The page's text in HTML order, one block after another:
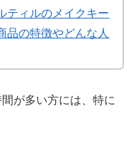
ティルのメイクキー
品の特徴やどんな人
が多い方には、特に